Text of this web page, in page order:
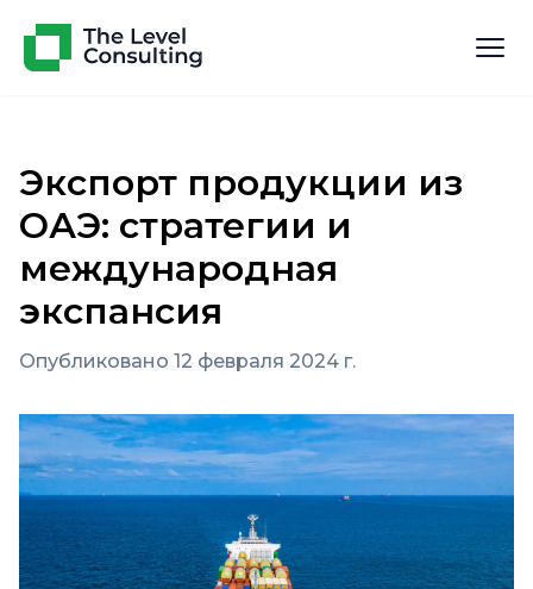
Экспорт продукции из
ОАЭ: стратегии и
международная
экспансия
Опубликовано 12 февраля 2024 г.